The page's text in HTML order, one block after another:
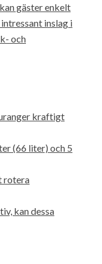
gäster enkelt
inslag i
och
kraftigt
(66 liter) och 5
rotera
kan dessa